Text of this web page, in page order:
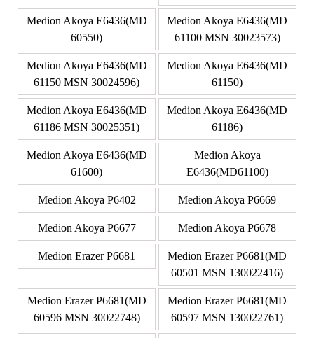
Medion Akoya E6436(MD
60550)
Medion Akoya E6436(MD
61100 MSN 30023573)
Medion Akoya E6436(MD
61150 MSN 30024596)
Medion Akoya E6436(MD
61150)
Medion Akoya E6436(MD
61186 MSN 30025351)
Medion Akoya E6436(MD
61186)
Medion Akoya E6436(MD
61600)
Medion Akoya
E6436(MD61100)
Medion Akoya P6402 Medion Akoya P6669
Medion Akoya P6677 Medion Akoya P6678
Medion Erazer P6681
Medion Erazer P6681(MD
60501 MSN 130022416)
Medion Erazer P6681(MD
60596 MSN 30022748)
Medion Erazer P6681(MD
60597 MSN 130022761)